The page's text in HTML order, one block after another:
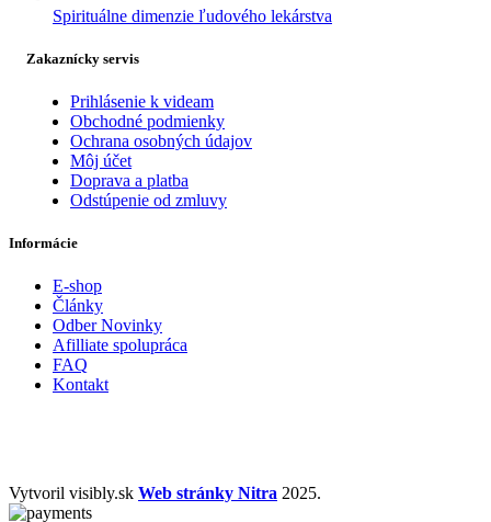
Spirituálne dimenzie ľudového lekárstva
Zakaznícky servis
Prihlásenie k videam
Obchodné podmienky
Ochrana osobných údajov
Môj účet
Doprava a platba
Odstúpenie od zmluvy
Informácie
E-shop
Články
Odber Novinky
Afilliate spolupráca
FAQ
Kontakt
Vytvoril visibly.sk Web stránky Nitra 2025.